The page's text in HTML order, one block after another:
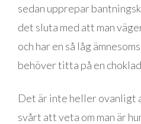
sedan upprepar
det sluta med att man
och har en så låg
behöver titta på en
Det är inte heller ovanligt
svårt att veta om man är